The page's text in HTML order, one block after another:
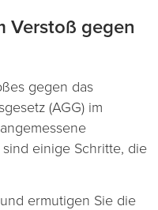
Verstoß gegen
gegen das
(AGG) im
einige Schritte, die
ermutigen Sie die